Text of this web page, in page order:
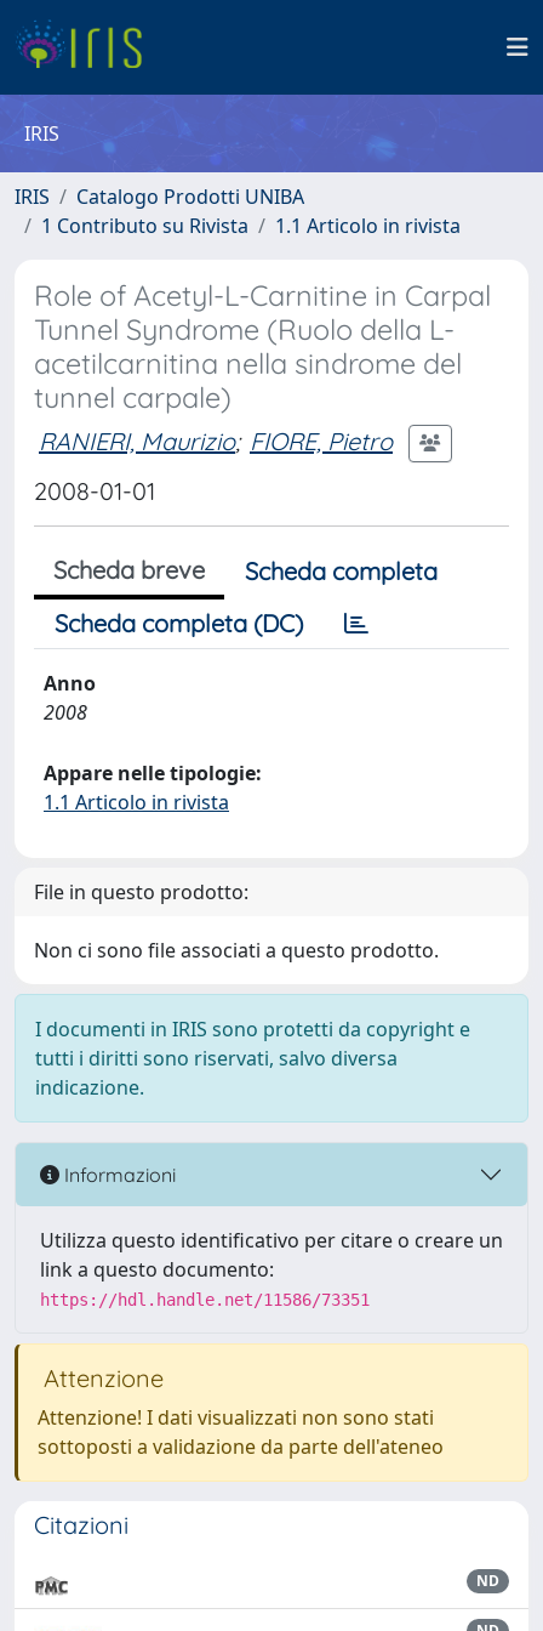
IRIS
IRIS
Catalogo Prodotti UNIBA
1 Contributo su Rivista
1.1 Articolo in rivista
Role of Acetyl-L-Carnitine in Carpal
Tunnel Syndrome (Ruolo della L-
acetilcarnitina nella sindrome del
tunnel carpale)
RANIERI, Maurizio; FIORE, Pietro
2008-01-01
Scheda breve
Scheda completa
Scheda completa (DC)
Anno
2008
Appare nelle tipologie:
1.1 Articolo in rivista
File in questo prodotto:
Non ci sono file associati a questo prodotto.
I documenti in IRIS sono protetti da copyright e
tutti i diritti sono riservati, salvo diversa
indicazione.
Informazioni
Utilizza questo identificativo per citare o creare un
link a questo documento:
https://hdl.handle.net/11586/73351
Attenzione
Attenzione! I dati visualizzati non sono stati
sottoposti a validazione da parte dell'ateneo
Citazioni
ND